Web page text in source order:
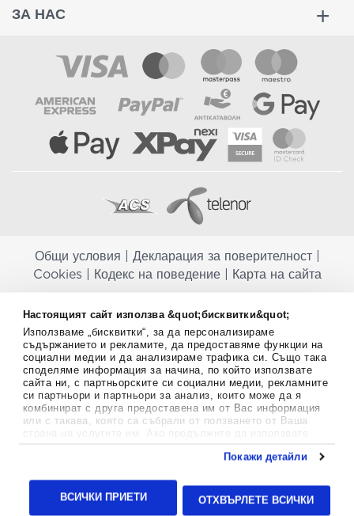
Настоящият сайт използва &quot;бисквитки&quot;
Използваме „бисквитки“, за да персонализираме
съдържанието и рекламите, да предоставяме функции на
социални медии и да анализираме трафика си. Също така
споделяме информация за начина, по който използвате
сайта ни, с партньорските си социални медии, рекламните
си партньори и партньори за анализ, които може да я
комбинират с друга предоставена им от Вас информация
или с такава, която са събрали от ползването от Ваша
страна на услугите им. Ако продължите да използвате
тук.
Покажи детайли
ВСИЧКИ ПРИЕТИ ОТХВЪРЛЕТЕ ВСИЧКИ
ЗА НАС
Общи условия Декларация за поверителност|
Cookies
Кодекс на поведение| Карта на сайта
заместват балансираната диета и не са предназначени за
профилактика, лечение или лечение на човешки заболявания.
Консултирайте се с Вашия лекар, ако сте бременна, кърмите,
приемате лекарства или имате някакви здравословни проблеми,
преди да използвате някаква хранителна добавка. Непрекъснато се
стремим да ви предоставяме точна и валидна информация. Ако
имате някакви въпроси или коментари относно тях, моля свържете
се с нас.
Aptekapromahon.com eBusinessTeam • Website by
24lc.gr